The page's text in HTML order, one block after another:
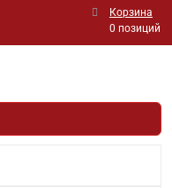
Корзина
0 позиций